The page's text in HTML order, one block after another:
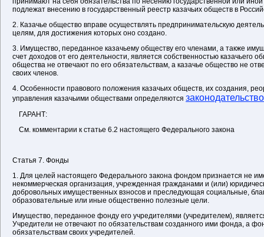
подлежат внесению в государственный реестр казачьих обществ в
2. Казачье общество вправе осуществлять предпринимательскую
целям, для достижения которых оно создано.
3. Имущество, переданное казачьему обществу его членами, а также
счет доходов от его деятельности, является собственностью казачьего
общества не отвечают по его обязательствам, а казачье общество не
своих членов.
4. Особенности правового положения казачьих обществ, их создания,
управления казачьими обществами определяются
ГАРАНТ:
См. комментарии к статье 6.2 настоящего Федерального закона
Статья 7. Фонды
1. Для целей настоящего Федерального закона фондом признается не
некоммерческая организация, учрежденная гражданами и (или)
добровольных имущественных взносов и преследующая социальные,
образовательные или иные общественно полезные цели.
Имущество, переданное фонду его учредителями (учредителем),
Учредители не отвечают по обязательствам созданного ими фонда, а
обязательствам своих учредителей.